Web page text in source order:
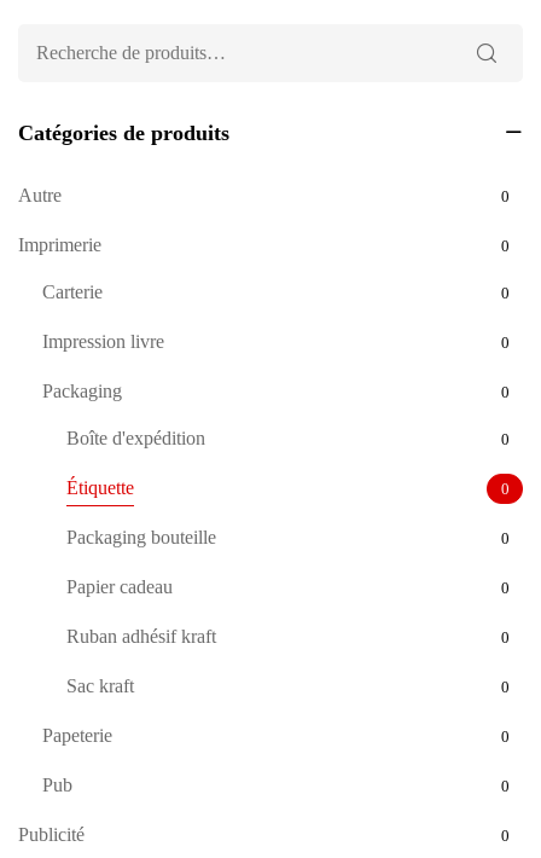
Catégories de produits
Autre 0
Imprimerie 0
Carterie 0
Impression livre 0
Packaging 0
Boîte d'expédition 0
Étiquette 0
Packaging bouteille 0
Papier cadeau 0
Ruban adhésif kraft 0
Sac kraft 0
Papeterie 0
Pub 0
Publicité 0